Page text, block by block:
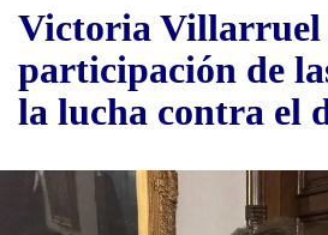
Victoria Villarruel
participación de
la lucha contra el